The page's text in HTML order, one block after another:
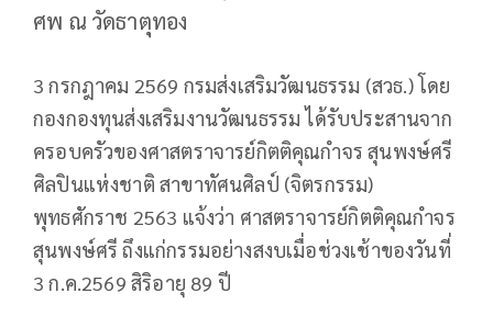
ศพ ณ วัดธาตุทอง
3 กรกฎาคม 2569 กรมส่งเสริมวัฒนธรรม (สวธ.) โดย
กองกองทุนส่งเสริมงานวัฒนธรรม ได้รับประสานจาก
ครอบครัวของศาสตราจารย์กิตติคุณกำจร สุนพงษ์ศรี
ศิลปินแห่งชาติ สาขาทัศนศิลป์ (จิตรกรรม)
พุทธศักราช 2563 แจ้งว่า ศาสตราจารย์กิตติคุณกำจร
สุนพงษ์ศรี ถึงแก่กรรมอย่างสงบเมื่อช่วงเช้าของวันที่
3 ก.ค.2569 สิริอายุ 89 ปี